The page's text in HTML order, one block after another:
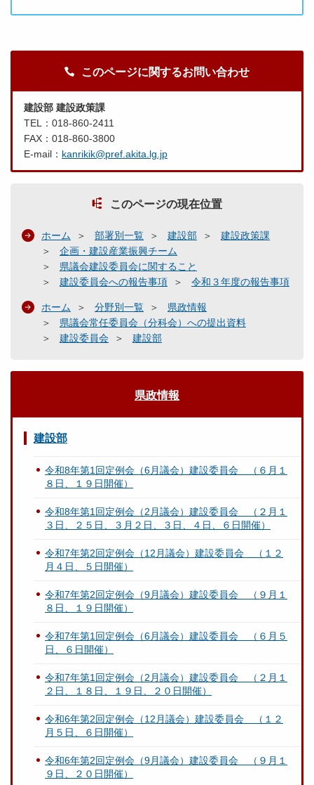
このページに関するお問い合わせ
建設部 建設政策課
TEL：018-860-2411
FAX：018-860-3800
E-mail： kanrikik@pref.akita.lg.jp
このページの現在位置
ホーム 部署別一覧 建設部
建設政策課
企画・建設産業振興チーム
県議会建設委員会に関すること
建設委員会への報告事項
令和３年度の報告事項
ホーム 分野別一覧
県政情報
県議会常任委員会（分科会）への提出資料
建設委員会
建設部
県政情報
建設部
令和8年第1回定例会（6月議会）建設委員会 （６月１
８日、１９日開催）
令和8年第1回定例会（2月議会）建設委員会 （２月１
３日、２５日、３月２日、３日、４日、６日開催）
令和7年第2回定例会（12月議会）建設委員会 （１２
月４日、５日開催）
令和7年第2回定例会（9月議会）建設委員会 （９月１
８日、１９日開催）
令和7年第1回定例会（6月議会）建設委員会 （６月５
日、６日開催）
令和7年第1回定例会（2月議会）建設委員会 （２月１
２日、１８日、１９日、２０日開催）
令和6年第2回定例会（12月議会）建設委員会 （１２
月５日、６日開催）
令和6年第2回定例会（9月議会）建設委員会 （９月１
９日、２０日開催）